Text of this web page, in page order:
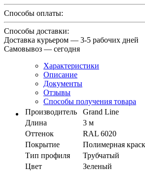
Способы оплаты:
Способы доставки:
Доставка курьером — 3-5 рабочих дней
Самовывоз — сегодня
Характеристики
Описание
Документы
Отзывы
Способы получения товара
Производитель
Grand Line
Длина
3 м
Оттенок
RAL 6020
Покрытие
Полимерная
Тип профиля
Трубчатый
Цвет
Зеленый